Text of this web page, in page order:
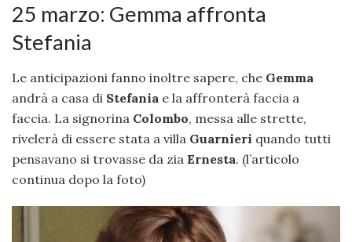
25 marzo: Gemma affronta
Stefania
Le anticipazioni fanno inoltre sapere, che Gemma
andrà a casa di Stefania e la affronterà faccia a
faccia. La signorina Colombo, messa alle strette,
rivelerà di essere stata a villa Guarnieri quando tutti
pensavano si trovasse da zia Ernesta. (l’articolo
continua dopo la foto)